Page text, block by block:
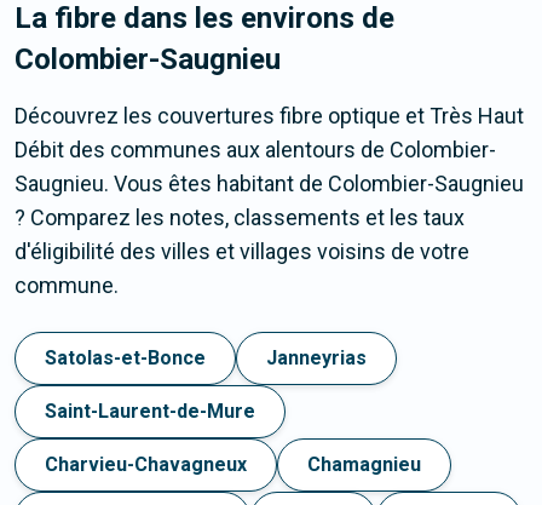
La fibre dans les environs de
Colombier-Saugnieu
Découvrez les couvertures fibre optique et Très Haut
Débit des communes aux alentours de Colombier-
Saugnieu. Vous êtes habitant de Colombier-Saugnieu
? Comparez les notes, classements et les taux
d'éligibilité des villes et villages voisins de votre
commune.
Satolas-et-Bonce Janneyrias
Saint-Laurent-de-Mure
Charvieu-Chavagneux Chamagnieu